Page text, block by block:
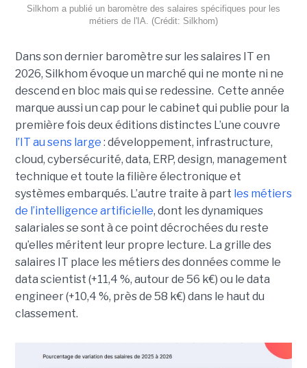
Silkhom a publié un baromètre des salaires spécifiques pour les
métiers de l'IA. (Crédit: Silkhom)
Dans son dernier baromètre sur les salaires IT en
2026, Silkhom évoque un marché qui ne monte ni ne
descend en bloc mais qui se redessine. Cette année
marque aussi un cap pour le cabinet qui publie pour la
première fois deux éditions distinctes L’une couvre
l’IT au sens large : développement, infrastructure,
cloud, cybersécurité, data, ERP, design, management
technique et toute la filière électronique et
systèmes embarqués. L’autre traite à part les métiers
de l’intelligence artificielle, dont les dynamiques
salariales se sont à ce point décrochées du reste
qu’elles méritent leur propre lecture. La grille des
salaires IT place les métiers des données comme le
data scientist (+11,4 %, autour de 56 k€) ou le data
engineer (+10,4 %, près de 58 k€) dans le haut du
classement.